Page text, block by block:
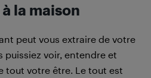
la maison
peut vous extraire de votre
puissiez voir, entendre et
tout votre être. Le tout est